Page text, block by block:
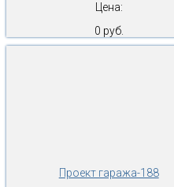
Цена:
0 руб.
Проект гаража-188